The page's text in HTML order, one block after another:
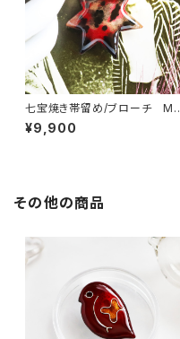
七宝焼き帯留め/ブローチ My
dark star
¥9,900
その他の商品